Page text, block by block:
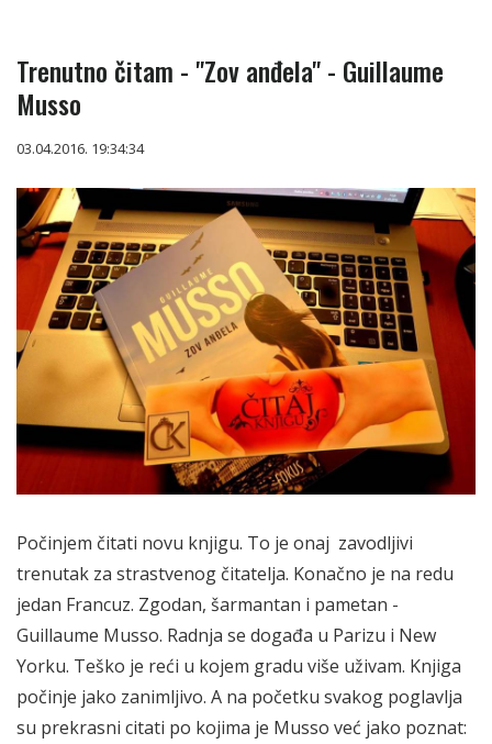
Trenutno čitam - "Zov anđela" - Guillaume
Musso
03.04.2016. 19:34:34
Počinjem čitati novu knjigu. To je onaj zavodljivi
trenutak za strastvenog čitatelja. Konačno je na redu
jedan Francuz. Zgodan, šarmantan i pametan -
Guillaume Musso. Radnja se događa u Parizu i New
Yorku. Teško je reći u kojem gradu više uživam. Knjiga
počinje jako zanimljivo. A na početku svakog poglavlja
su prekrasni citati po kojima je Musso već jako poznat: